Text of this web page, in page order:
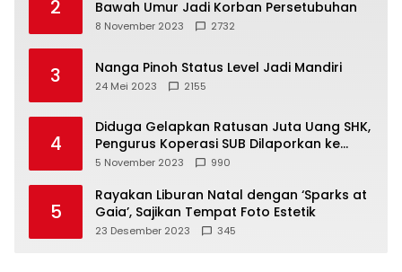
2
Bawah Umur Jadi Korban Persetubuhan
8 November 2023 2732
3 Nanga Pinoh Status Level Jadi Mandiri
24 Mei 2023 2155
4
Diduga Gelapkan Ratusan Juta Uang SHK,
Pengurus Koperasi SUB Dilaporkan ke
Polisi
5 November 2023 990
5
Rayakan Liburan Natal dengan ‘Sparks at
Gaia’, Sajikan Tempat Foto Estetik
23 Desember 2023 345